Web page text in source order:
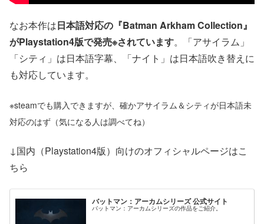
なお本作は日本語対応の『Batman Arkham Collection』
がPlaystation4版で発売※されています。「アサイラム」
「シティ」は日本語字幕、「ナイト」は日本語吹き替えに
も対応しています。
※steamでも購入できますが、確かアサイラム＆シティが日本語未
対応のはず（気になる人は調べてね）
↓国内（Playstation4版）向けのオフィシャルページはこ
ちら
バットマン：アーカムシリーズ 公式サイト
バットマン：アーカムシリーズの作品をご紹介。